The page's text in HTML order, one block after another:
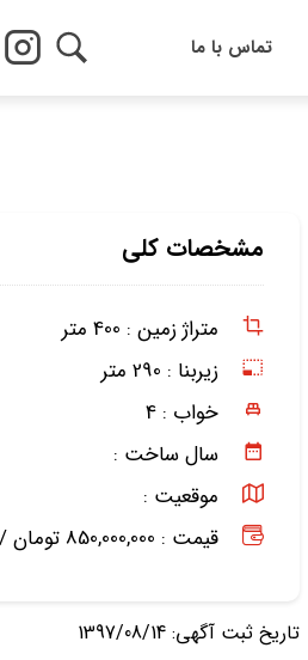
تماس با ما
مشخصات کلی
متراژ زمین : 400 متر
زیربنا : 290 متر
خواب : 4
سال ساخت :
موقعیت :
قیمت : 850,000,000 تومان /
تاریخ ثبت آگهی: 1397/08/14